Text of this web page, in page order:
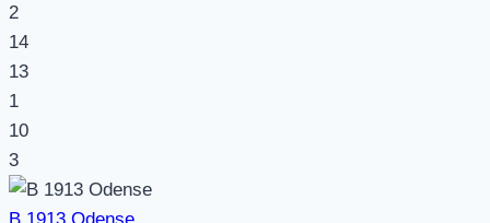
2
14
13
1
10
3